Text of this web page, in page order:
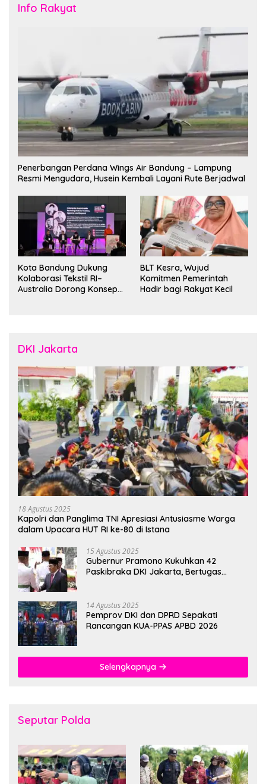
Info Rakyat
Penerbangan Perdana Wings Air Bandung – Lampung
Resmi Mengudara, Husein Kembali Layani Rute Berjadwal
Kota Bandung Dukung
Kolaborasi Tekstil RI–
Australia Dorong Konsep
BLT Kesra, Wujud
Komitmen Pemerintah
Hadir bagi Rakyat Kecil
DKI Jakarta
18 Agustus 2025
Kapolri dan Panglima TNI Apresiasi Antusiasme Warga
dalam Upacara HUT RI ke-80 di Istana
15 Agustus 2025
Gubernur Pramono Kukuhkan 42
Paskibraka DKI Jakarta, Bertugas
14 Agustus 2025
Pemprov DKI dan DPRD Sepakati
Rancangan KUA-PPAS APBD 2026
Selengkapnya
Seputar Polda